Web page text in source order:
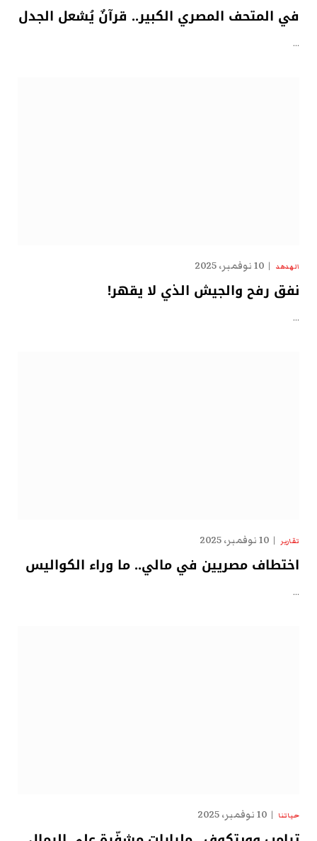
في المتحف المصري الكبير.. قرآنٌ يُشعل الجدل
…
الهدهد 10 نوفمبر، 2025
نفق رفح والجيش الذي لا يقهر!
…
تقارير 10 نوفمبر، 2025
اختطاف مصريين في مالي.. ما وراء الكواليس
…
حياتنا 10 نوفمبر، 2025